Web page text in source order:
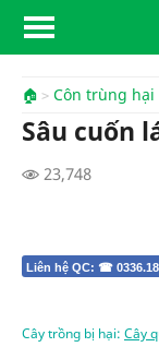
🏠 Côn trùng hại
Sâu cuốn
23,748
Liên hệ QC: ☎
Cây trồng bị hại: Cây